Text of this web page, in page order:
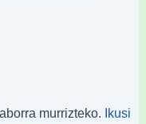
murrizteko.
Ikusi